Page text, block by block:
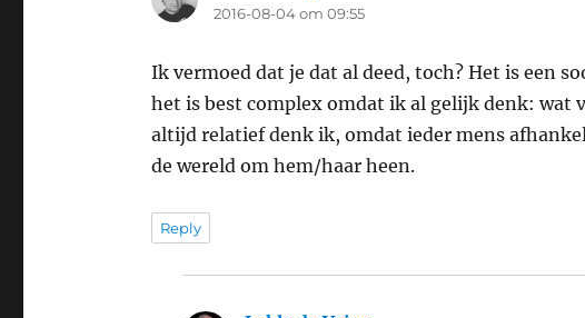
2016-08-04 om 09:55
Ik vermoed dat je dat al deed, toch? Het is een
het is best complex omdat ik al gelijk denk:
altijd relatief denk ik, omdat ieder mens
de wereld om hem/haar heen.
Reply